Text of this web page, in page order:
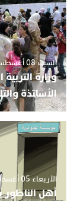
السبت 08 أغسطس 2026 - 2:51
وزارة
الأساتذة
الأربعاء 05 أغسطس 2026 - 4:56
أهل